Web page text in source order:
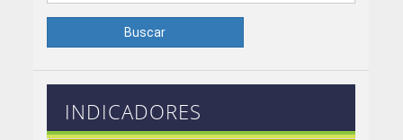
Buscar
INDICADORES